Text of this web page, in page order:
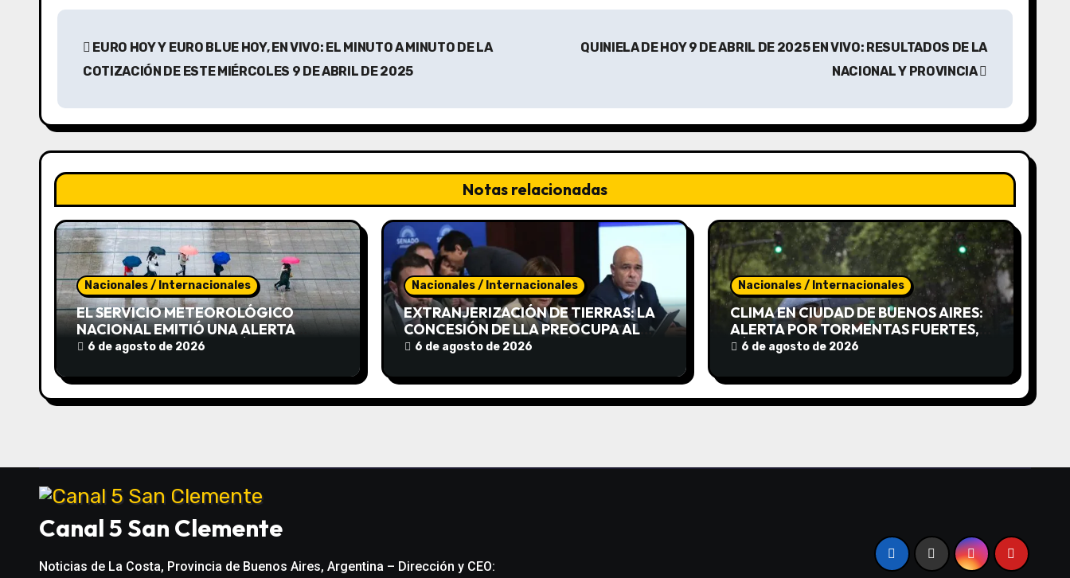
N
e
g
a
c
i
ó
n
e
e
t
r
a
EURO HOY Y EURO BLUE HOY, EN VIVO: EL MINUTO A MINUTO DE LA
COTIZACIÓN DE ESTE MIÉRCOLES 9 DE ABRIL DE 2025
QUINIELA DE HOY 9 DE ABRIL DE 2025 EN VIVO: RESULTADOS DE LA
NACIONAL Y PROVINCIA
Notas relacionadas
Nacionales / Internacionales
EL SERVICIO METEOROLÓGICO
NACIONAL EMITIÓ UNA ALERTA
AMARILLA POR CICLOGÉNESIS Y
JUEVES
6 de agosto de 2026
Nacionales / Internacionales
EXTRANJERIZACIÓN DE TIERRAS: LA
CONCESIÓN DE LLA PREOCUPA AL
GOBIERNO POR LAS PRÓXIMAS
CONGRESO
6 de agosto de 2026
Nacionales / Internacionales
CLIMA EN CIUDAD DE BUENOS AIRES:
ALERTA POR TORMENTAS FUERTES,
RÁFAGAS INTENSAS Y UN ABRUPTO
6 de agosto de 2026
Canal 5 San Clemente
Noticias de La Costa, Provincia de Buenos Aires, Argentina – Dirección y CEO: